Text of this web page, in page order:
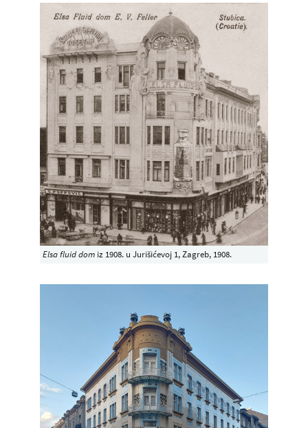
Elsa fluid dom iz 1908. u Jurišićevoj 1, Zagreb, 1908.